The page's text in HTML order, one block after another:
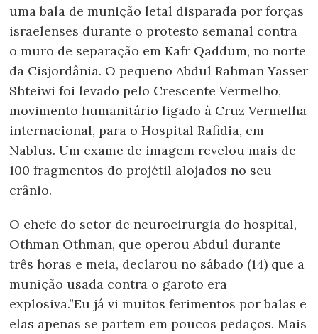
uma bala de munição letal disparada por forças
israelenses durante o protesto semanal contra
o muro de separação em Kafr Qaddum, no norte
da Cisjordânia. O pequeno Abdul Rahman Yasser
Shteiwi foi levado pelo Crescente Vermelho,
movimento humanitário ligado à Cruz Vermelha
internacional, para o Hospital Rafidia, em
Nablus. Um exame de imagem revelou mais de
100 fragmentos do projétil alojados no seu
crânio.
O chefe do setor de neurocirurgia do hospital,
Othman Othman, que operou Abdul durante
três horas e meia, declarou no sábado (14) que a
munição usada contra o garoto era
explosiva.”Eu já vi muitos ferimentos por balas e
elas apenas se partem em poucos pedaços. Mais